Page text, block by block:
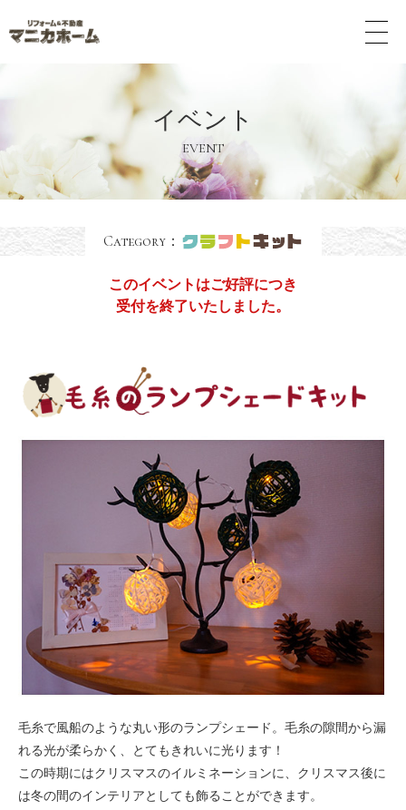
メ
イベント
EVENT
Category：
このイベントはご好評につき
受付を終了いたしました。
毛糸で風船のような丸い形のランプシェード。毛糸の隙間から漏
れる光が柔らかく、とてもきれいに光ります！
この時期にはクリスマスのイルミネーションに、クリスマス後に
は冬の間のインテリアとしても飾ることができます。